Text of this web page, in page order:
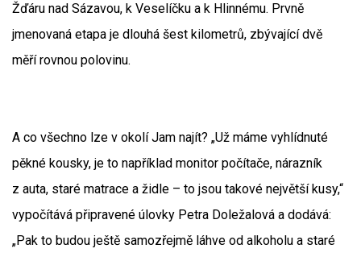
Žďáru nad Sázavou, k Veselíčku a k Hlinnému. Prvně
jmenovaná etapa je dlouhá šest kilometrů, zbývající dvě
měří rovnou polovinu.
A co všechno lze v okolí Jam najít? „Už máme vyhlídnuté
pěkné kousky, je to například monitor počítače, nárazník
z auta, staré matrace a židle – to jsou takové největší kusy,“
vypočítává připravené úlovky Petra Doležalová a dodává:
„Pak to budou ještě samozřejmě láhve od alkoholu a staré